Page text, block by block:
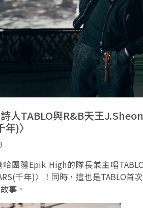
人TABLO與R&B天王
)〉
團體Epik High的隊長兼主唱
千年)〉！同時，這也是TABLO
事。